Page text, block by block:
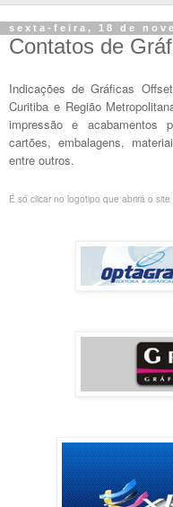
sexta-feira, 18 de
Contatos de
Indicações de Gráficas
Curitiba e Região
impressão e acabamentos
cartões, embalagens,
entre outros.
É só clicar no logotipo que abrirá o site